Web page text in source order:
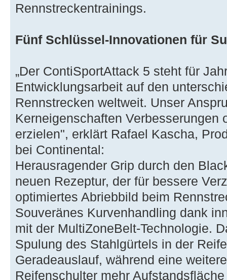
Rennstreckentrainings.
Fünf Schlüssel-Innovationen für
„Der ContiSportAttack 5 steht für
Entwicklungsarbeit auf den
Rennstrecken weltweit. Unser
Kerneigenschaften Verbesserungen
erzielen", erklärt Rafael Kascha,
bei Continental:
Herausragender Grip durch den
neuen Rezeptur, der für bessere
optimiertes Abriebbild beim
Souveränes Kurvenhandling dank
mit der MultiZoneBelt-Technologie.
Spulung des Stahlgürtels in der
Geradeauslauf, während eine
Reifenschulter mehr